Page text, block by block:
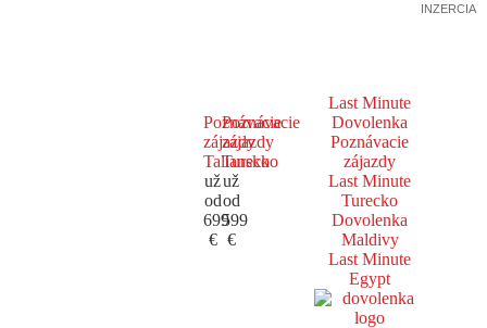
INZERCIA
Poznávacie
zájazdy
Taliansko
už
od
699
€
Poznávacie
zájazdy
Turecko
už
od
599
€
Last Minute
Dovolenka
Poznávacie
zájazdy
Last Minute
Turecko
Dovolenka
Maldivy
Last Minute
Egypt